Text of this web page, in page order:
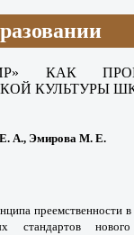
КАК
КУЛЬТУРЫ
А., Эмирова М. Е.
преемственности
стандартов